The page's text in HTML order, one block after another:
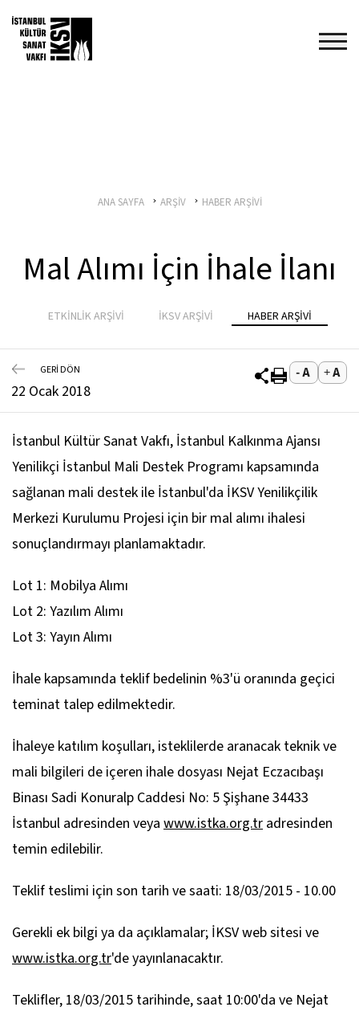
ANA SAYFA ARŞİV HABER ARŞİVİ
Mal Alımı İçin İhale İlanı
ETKİNLİK ARŞİVİ İKSV ARŞİVİ HABER ARŞİVİ
GERİ DÖN
22 Ocak 2018
İstanbul Kültür Sanat Vakfı, İstanbul Kalkınma Ajansı
Yenilikçi İstanbul Mali Destek Programı kapsamında
sağlanan mali destek ile İstanbul'da İKSV Yenilikçilik
Merkezi Kurulumu Projesi için bir mal alımı ihalesi
sonuçlandırmayı planlamaktadır.
Lot 1: Mobilya Alımı
Lot 2: Yazılım Alımı
Lot 3: Yayın Alımı
İhale kapsamında teklif bedelinin %3'ü oranında geçici
teminat talep edilmektedir.
İhaleye katılım koşulları, isteklilerde aranacak teknik ve
mali bilgileri de içeren ihale dosyası Nejat Eczacıbaşı
Binası Sadi Konuralp Caddesi No: 5 Şişhane 34433
İstanbul adresinden veya www.istka.org.tr adresinden
temin edilebilir.
Teklif teslimi için son tarih ve saati: 18/03/2015 - 10.00
Gerekli ek bilgi ya da açıklamalar; İKSV web sitesi ve
www.istka.org.tr'de yayınlanacaktır.
Teklifler, 18/03/2015 tarihinde, saat 10:00'da ve Nejat